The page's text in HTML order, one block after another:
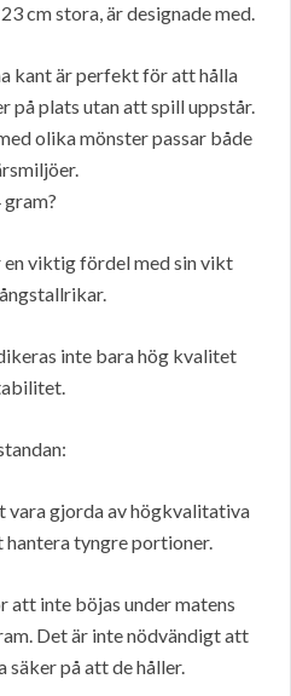
cm stora, är designade med.
kant är perfekt för att hålla
på plats utan att spill uppstår.
olika mönster passar både
viktig fördel med sin vikt
inte bara hög kvalitet
vara gjorda av högkvalitativa
tyngre portioner.
att inte böjas under matens
Det är inte nödvändigt att
på att de håller.